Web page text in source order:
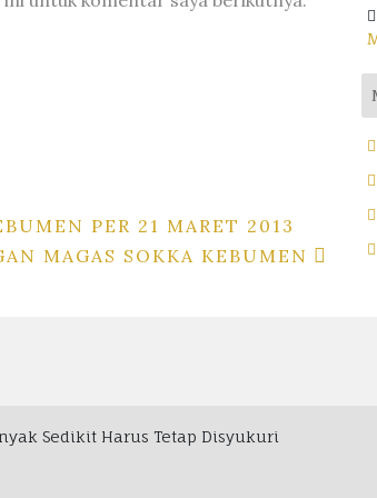
PER 21 MARET 2013
MAGAS SOKKA KEBUMEN
Sedikit Harus Tetap Disyukuri